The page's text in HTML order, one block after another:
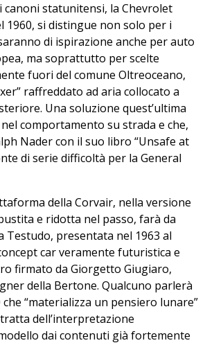
canoni statunitensi, la Chevrolet
1960, si distingue non solo per i
di ispirazione anche per auto
ma soprattutto per scelte
fuori del comune Oltreoceano,
raffreddato ad aria collocato a
Una soluzione quest’ultima
comportamento su strada e che,
Nader con il suo libro “Unsafe at
di serie difficoltà per la General
della Corvair, nella versione
e ridotta nel passo, farà da
Testudo, presentata nel 1963 al
car veramente futuristica e
firmato da Giorgetto Giugiaro,
della Bertone. Qualcuno parlerà
che “materializza un pensiero lunare”
dell’interpretazione
dai contenuti già fortemente